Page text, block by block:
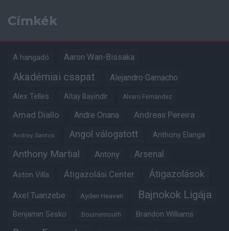
Címkék
A hangadó Aaron Wan-Bissaka
Akadémiai csapat Alejandro Garnacho
Alex Telles Altay Bayindir Alvaro Fernandez
Amad Diallo Andre Onana Andreas Pereira
Andrey Santos Angol válogatott Anthony Elanga
Anthony Martial Antony Arsenal
Aston Villa Átigazolási Center Átigazolások
Axel Tuanzebe Ayden Heaven Bajnokok Ligája
Benjamin Sesko Bournemouth Brandon Williams